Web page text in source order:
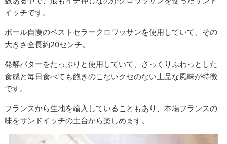
イッチです。
ポール自慢のベストセラークロワッサンを使用していて、その
大きさ全長約20センチ。
発酵バターをたっぷりと使用していて、さっくりふわっとした
食感と毎日食べても飽きのこないクセのない上品な風味が特徴
です。
フランスから生地を輸入していることもあり、本場フランスの
味をサンドイッチの土台から楽しめます。